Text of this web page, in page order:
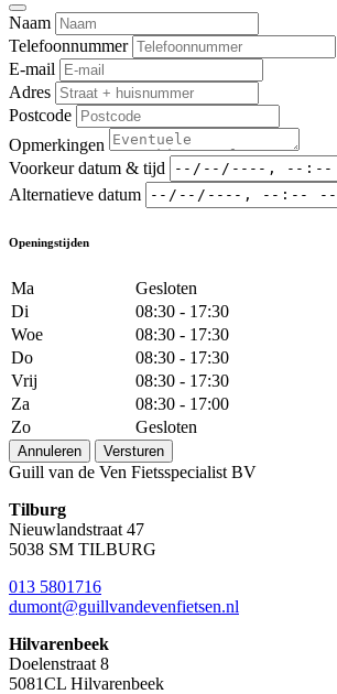
Naam
Telefoonnummer
E-mail
Adres
Postcode
Opmerkingen
Voorkeur datum & tijd
Alternatieve datum
Openingstijden
Ma
Gesloten
Di
08:30 - 17:30
Woe
08:30 - 17:30
Do
08:30 - 17:30
Vrij
08:30 - 17:30
Za
08:30 - 17:00
Zo
Gesloten
Annuleren Versturen
Guill van de Ven Fietsspecialist BV
Tilburg
Nieuwlandstraat 47
5038 SM TILBURG
013 5801716
dumont@guillvandevenfietsen.nl
Hilvarenbeek
Doelenstraat 8
5081CL Hilvarenbeek